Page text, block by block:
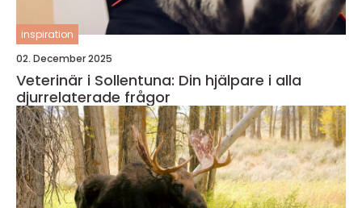
inspiration
02. December 2025
Veterinär i Sollentuna: Din hjälpare i alla
djurrelaterade frågor